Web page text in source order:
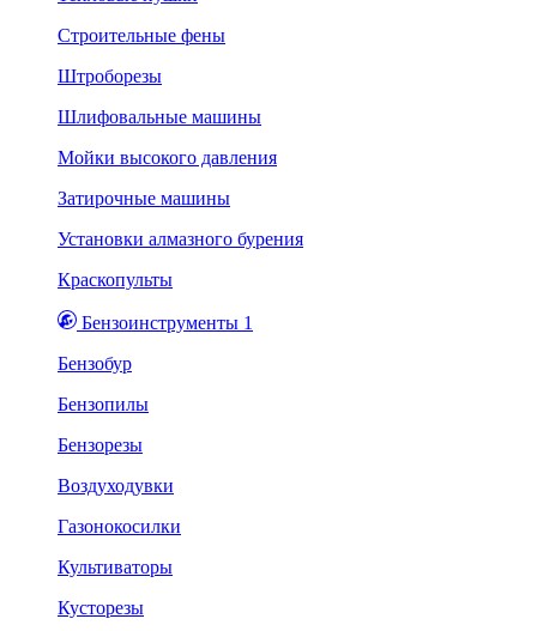
Строительные фены
Штроборезы
Шлифовальные машины
Мойки высокого давления
Затирочные машины
Установки алмазного бурения
Краскопульты
Бензоинструменты 1
Бензобур
Бензопилы
Бензорезы
Воздуходувки
Газонокосилки
Культиваторы
Кусторезы